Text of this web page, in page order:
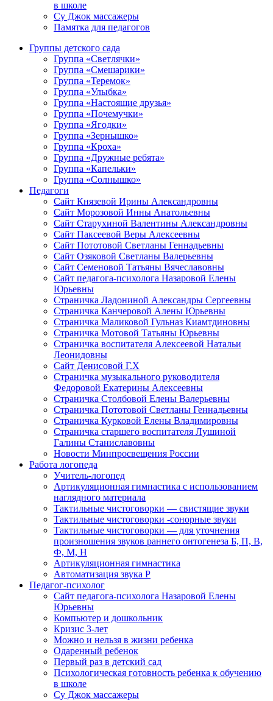
в школе
Су Джок массажеры
Памятка для педагогов
Группы детского сада
Группа «Светлячки»
Группа «Смешарики»
Группа «Теремок»
Группа «Улыбка»
Группа «Настоящие друзья»
Группа «Почемучки»
Группа «Ягодки»
Группа «Зернышко»
Группа «Кроха»
Группа «Дружные ребята»
Группа «Капельки»
Группа «Солнышко»
Педагоги
Сайт Князевой Ирины Александровны
Сайт Морозовой Инны Анатольевны
Сайт Старухиной Валентины Александровны
Сайт Паксеевой Веры Алексеевны
Сайт Пототовой Светланы Геннадьевны
Сайт Озяковой Светланы Валерьевны
Сайт Семеновой Татьяны Вячеславовны
Сайт педагога-психолога Назаровой Елены
Юрьевны
Страничка Ладониной Александры Сергеевны
Страничка Канчеровой Алены Юрьевны
Страничка Маликовой Гульназ Киамтдиновны
Страничка Мотовой Татьяны Юрьевны
Cтраничка воспитателя Алексеевой Натальи
Леонидовны
Сайт Денисовой Г.Х
Страничка музыкального руководителя
Федоровой Екатерины Алексеевны
Страничка Столбовой Елены Валерьевны
Страничка Пототовой Светланы Геннадьевны
Страничка Курковой Елены Владимировны
Страничка старшего воспитателя Лушиной
Галины Станиславовны
Новости Минпросвещения России
Работа логопеда
Учитель-логопед
Артикуляционная гимнастика с использованием
наглядного материала
Тактильные чистоговорки — свистящие звуки
Тактильные чистоговорки -сонорные звуки
Тактильные чистоговорки — для уточнения
произношения звуков раннего онтогенеза Б, П, В,
Ф, М, Н
Артикуляционная гимнастика
Автоматизация звука Р
Педагог-психолог
Сайт педагога-психолога Назаровой Елены
Юрьевны
Компьютер и дошкольник
Кризис 3-лет
Можно и нельзя в жизни ребенка
Одаренный ребенок
Первый раз в детский сад
Психологическая готовность ребенка к обучению
в школе
Су Джок массажеры